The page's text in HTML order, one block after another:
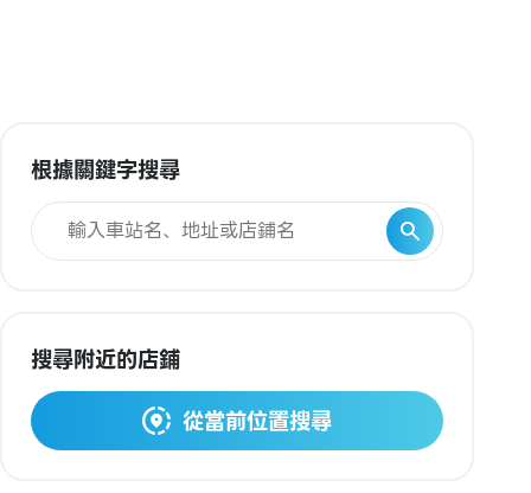
根據關鍵字搜尋
搜尋附近的店鋪
從當前位置搜尋